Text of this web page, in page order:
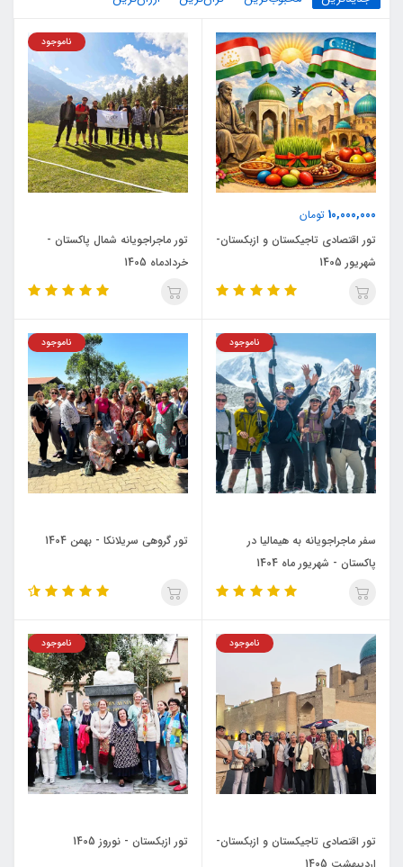
10,000,000 تومان
تور اقتصادی تاجیکستان و ازبکستان-
شهریور 1405
ناموجود
تور ماجراجویانه شمال پاکستان -
خردادماه 1405
ناموجود
سفر ماجراجویانه به هیمالیا در
پاکستان - شهریور ماه 1404
ناموجود
تور گروهی سریلانکا - بهمن 1404
ناموجود
تور اقتصادی تاجیکستان و ازبکستان-
ناموجود
تور ازبکستان - نوروز 1405